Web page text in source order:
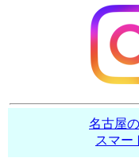
名古屋
スマー